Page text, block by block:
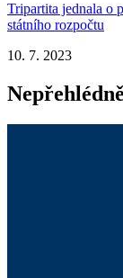
Tripartita jednala o
státního rozpočtu
10. 7. 2023